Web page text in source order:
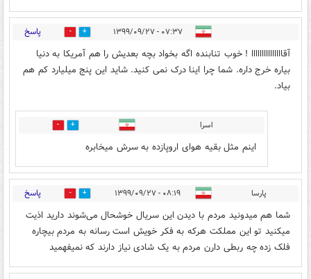
۰۷:۳۷ - ۱۳۹۹/۰۹/۲۷ 2 پاسخ
آقااااااااااااااا ! خوب تنابنده اگه بخواد بچه بعدیش را هم آمریکا به دنیا
بیاره خرج داره. شما چرا اینا درک نمی کنید. شاید این پنج میلیارد کم هم
بیاد.
اسرا 1
اینم مثل بقیه هوای اروپازده به سرش میخابره
پارسا ۰۸:۱۹ - ۱۳۹۹/۰۹/۲۷ 0 پاسخ
شما هم میدونید مردم با دیدن این سریال خوشحال می‌شوند دارید اذیت
میکنید تو این مملکت هرکه به فکر خویش است رسانه به مردم بیچاره
فلک زده چه ربطی دارن مردم به یک شادی نیاز دارند که نمیفهمید